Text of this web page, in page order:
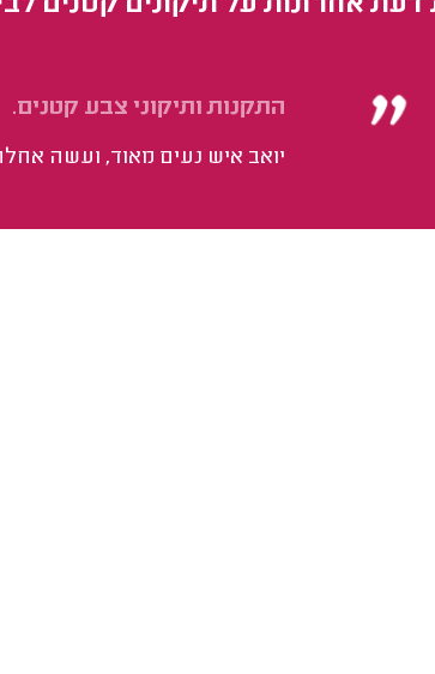
התקנות ותיקוני צבע קטנים.
יואב איש נעים מאוד, ועשה